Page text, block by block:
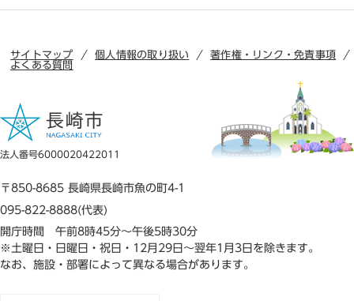
サイトマップ 個人情報の取り扱い
著作権・リンク・免責事項
よくある質問
法人番号6000020422011
〒850-8685 長崎県長崎市魚の町4-1
095-822-8888(代表)
開庁時間 午前8時45分～午後5時30分
※土曜日・日曜日・祝日・12月29日～翌年1月3日を除きます。
なお、施設・部署によって異なる場合があります。